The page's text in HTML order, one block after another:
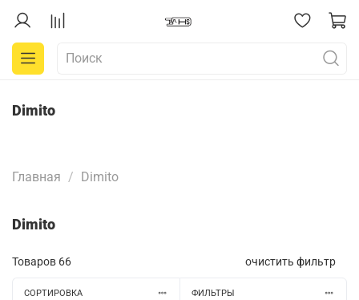
Dimito
Главная Dimito
Dimito
Товаров 66 очистить фильтр
СОРТИРОВКА ФИЛЬТРЫ